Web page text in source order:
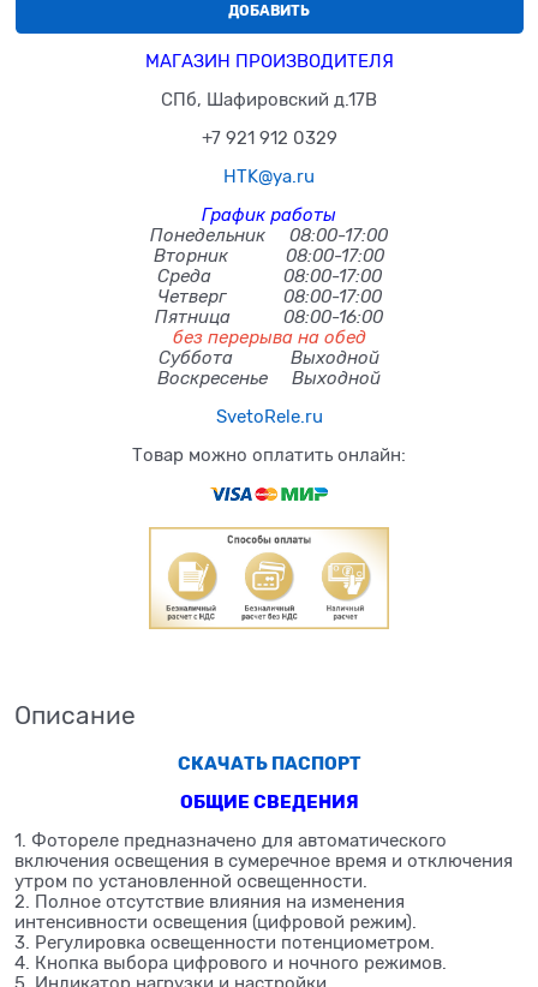
ДОБАВИТЬ
МАГАЗИН ПРОИЗВОДИТЕЛЯ
СПб, Шафировский д.17В
+7 921 912 0329
HTK@ya.ru
График работы
Понедельник 08:00-17:00
Вторник 08:00-17:00
Среда 08:00-17:00
Четверг 08:00-17:00
Пятница 08:00-16:00
без перерыва на обед
Суббота Выходной
Воскресенье Выходной
SvetoRele.ru
Товар можно оплатить онлайн:
Описание
СКАЧАТЬ ПАСПОРТ
ОБЩИЕ СВЕДЕНИЯ
1. Фотореле предназначено для автоматического
включения освещения в сумеречное время и отключения
утром по установленной освещенности.
2. Полное отсутствие влияния на изменения
интенсивности освещения (цифровой режим).
3. Регулировка освещенности потенциометром.
4. Кнопка выбора цифрового и ночного режимов.